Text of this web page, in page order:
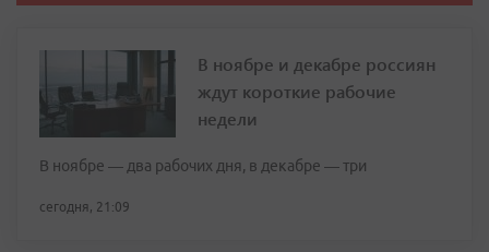
В ноябре и декабре россиян
ждут короткие рабочие
недели
В ноябре — два рабочих дня, в декабре — три
сегодня, 21:09